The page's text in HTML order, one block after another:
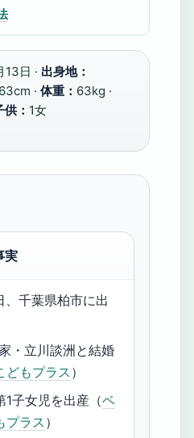
日 · 出身地：
· 体重： 63kg ·
供： 1女
実
、千葉県柏市に出
・立川談洲と結婚
どもプラス ）
1子女児を出産（ベ
プラス ）